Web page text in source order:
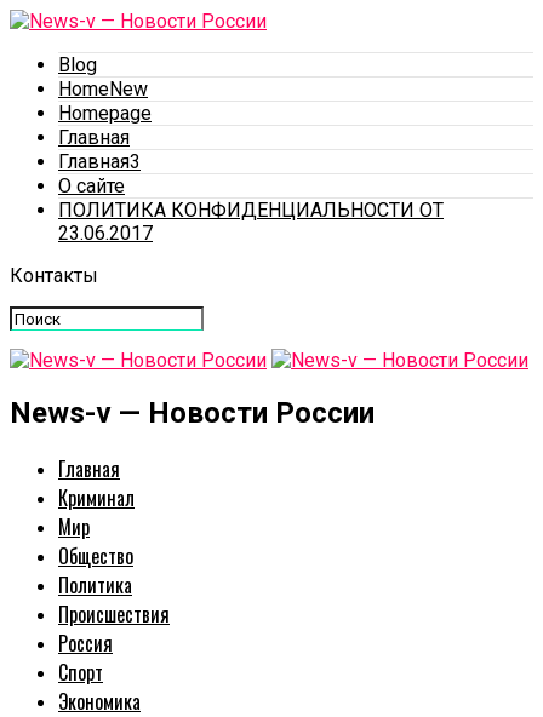
Blog
HomeNew
Homepage
Главная
Главная3
О сайте
ПОЛИТИКА КОНФИДЕНЦИАЛЬНОСТИ ОТ
23.06.2017
Контакты
News-v — Новости России
Главная
Криминал
Мир
Общество
Политика
Происшествия
Россия
Спорт
Экономика